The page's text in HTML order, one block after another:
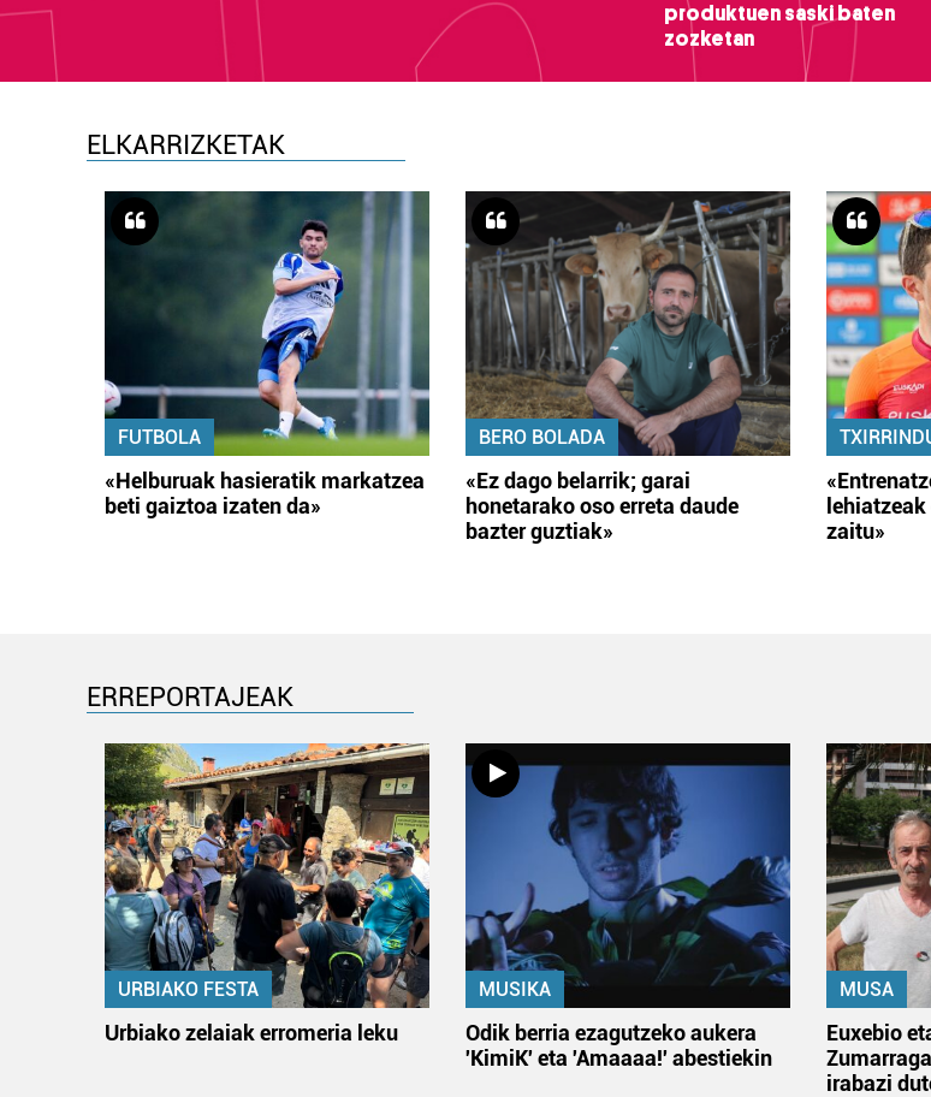
produktuen saski baten
zozketan
ELKARRIZKETAK
FUTBOLA
«Helburuak hasieratik markatzea
beti gaiztoa izaten da»
BERO BOLADA
«Ez dago belarrik; garai
honetarako oso erreta daude
bazter guztiak»
zaitu»
ERREPORTAJEAK
URBIAKO FESTA
Urbiako zelaiak erromeria leku
MUSIKA
Odik berria ezagutzeko aukera
'KimiK' eta 'Amaaaa!' abestiekin
MUSA
Euxebio
irabazi